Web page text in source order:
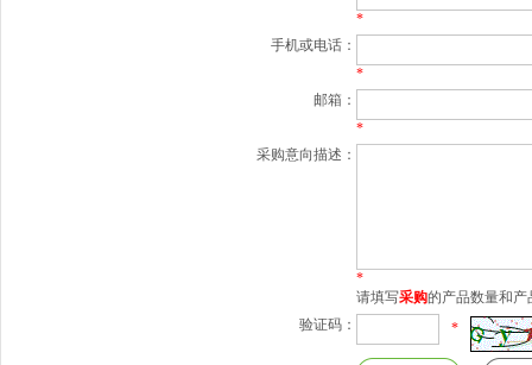
*
手机或电话：
*
邮箱：
*
采购意向描述：
*
请填写采购的产品数量和产
验证码：
*